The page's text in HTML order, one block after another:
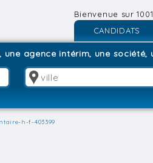
Bienvenue sur
CANDIDATS
Inscription
une agence intérim, une société,
h-f-403399